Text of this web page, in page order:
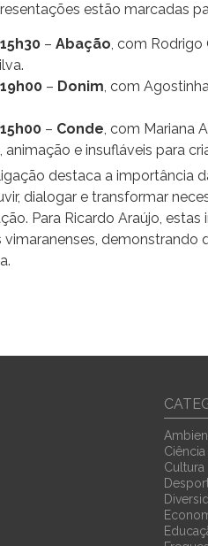
estão marcadas
– Abação, com Rodrigo
– Donim, com
– Conde, com Mariana
e insufláveis para
destaca a importância
dialogar e transformar
Para Ricardo Araújo,
demonstrando
Cultura